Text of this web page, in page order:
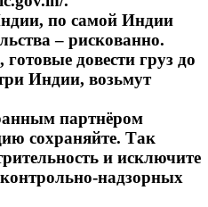
по самой Индии
– рискованно.
довести груз до
Индии, возьмут
партнёром
сохраняйте. Так
и исключите
надзорных